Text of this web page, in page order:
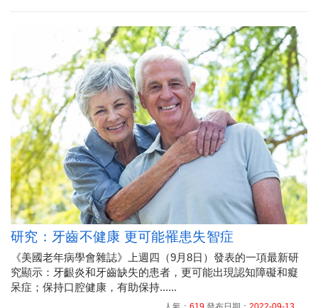
研究：牙齒不健康 更可能罹患失智症
《美國老年病學會雜誌》上週四（9月8日）發表的一項最新研
究顯示：牙齦炎和牙齒缺失的患者，更可能出現認知障礙和癡
呆症；保持口腔健康，有助保持......